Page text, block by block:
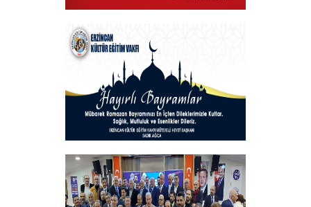
19 MAYIS 2025
+
Hayırlı Bayramlar
+